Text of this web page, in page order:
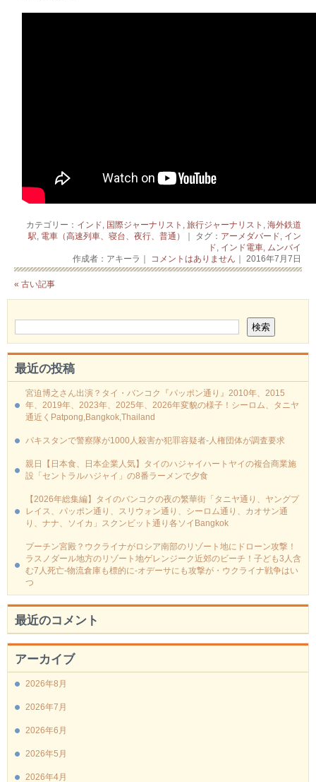
カテゴリー： インド 国際ジャーナリスト 旅行ジャーナリスト
海外鉄道
駅 電車（高速列車、寝台、夜行、普通） ｜ タグ： アーメダバード イン
ド インド電車, ムンバイ
作成者：アキーラ｜
コメントはありません ｜ 2016年7月7日
« 古い記事
最近の投稿
宮迫博之さん出演？タイ・バンコク『パッポン通り』2010年、2015
年、2019年、2023年、2025年、2026年変貌の様子！シーロム、タニヤ
通近くPatpong,Bangkok,Thailand
パキスタンで警察隊が1000人殺害か犯罪容疑者-人権団体が調査要求
親日【日本食、日本企業人気】タイのハジャイハートヤイの複合商業施
設「セントラルハジャイ」の8番ラーメンで夕食
【2026年総集編】タイのバンコクの夜の繁華街「タニヤ通り、ヤングプ
レイス、パッポン通り、スリウォン通り、シーロム通り、カオサン通
り、ナナ、ソイカ」スクンビット通り各ソイBangkok
プーチン宮殿？ウクライナがロシア南部のリゾート地にドローン攻撃！
ラスノダール地方のリゾート地ゲレンジーク近郊のビーチ！子ども3人含
む7人死亡-物流倉庫も標的に‐オデーサにも攻撃が・ウクライナ戦争はい
つ
最近のコメント
アーカイブ
2026年8月
2026年7月
2026年6月
2026年5月
2026年4月